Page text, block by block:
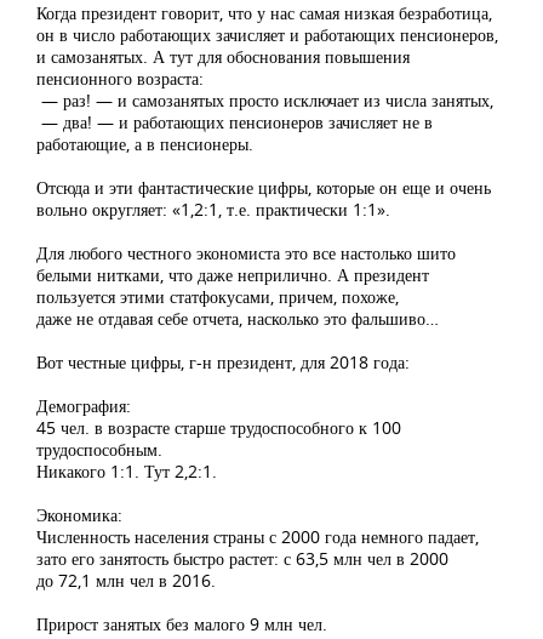
Когда президент говорит, что у нас самая низкая безработица,
он в число работающих зачисляет и работающих пенсионеров,
и самозанятых. А тут для обоснования повышения
пенсионного возраста:
— раз! — и самозанятых просто исключает из числа занятых,
— два! — и работающих пенсионеров зачисляет не в
работающие, а в пенсионеры.
Отсюда и эти фантастические цифры, которые он еще и очень
вольно округляет: «1,2:1, т.е. практически 1:1».
Для любого честного экономиста это все настолько шито
белыми нитками, что даже неприлично. А президент
пользуется этими статфокусами, причем, похоже,
даже не отдавая себе отчета, насколько это фальшиво…
Вот честные цифры, г-н президент, для 2018 года:
Демография:
45 чел. в возрасте старше трудоспособного к 100
трудоспособным.
Никакого 1:1. Тут 2,2:1.
Экономика:
Численность населения страны с 2000 года немного падает,
зато его занятость быстро растет: с 63,5 млн чел в 2000
до 72,1 млн чел в 2016.
Прирост занятых без малого 9 млн чел.